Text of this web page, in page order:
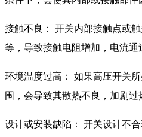
接触不良： 开关内部接触点或
等，导致接触电阻增加，电流通
环境温度过高： 如果高压开关
围，会导致其散热不良，加剧过
设计或安装缺陷： 开关设计不